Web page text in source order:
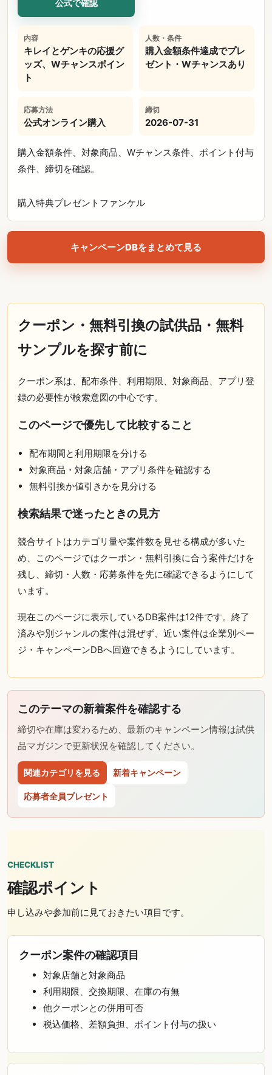
公式で確認
内容
キレイとゲンキの応援グ
ッズ、Wチャンスポイン
ト
人数・条件
購入金額条件達成でプレ
ゼント・Wチャンスあり
応募方法
公式オンライン購入
締切
2026-07-31
購入金額条件、対象商品、Wチャンス条件、ポイント付与
条件、締切を確認。
購入特典プレゼント ファンケル
キャンペーンDBをまとめて見る
クーポン・無料引換の試供品・無料
サンプルを探す前に
クーポン系は、配布条件、利用期限、対象商品、アプリ登
録の必要性が検索意図の中心です。
このページで優先して比較すること
配布期間と利用期限を分ける
対象商品・対象店舗・アプリ条件を確認する
無料引換か値引きかを見分ける
検索結果で迷ったときの見方
競合サイトはカテゴリ量や案件数を見せる構成が多いた
め、このページではクーポン・無料引換に合う案件だけを
残し、締切・人数・応募条件を先に確認できるようにして
います。
現在このページに表示しているDB案件は12件です。終了
済みや別ジャンルの案件は混ぜず、近い案件は企業別ペー
ジ・キャンペーンDBへ回遊できるようにしています。
このテーマの新着案件を確認する
締切や在庫は変わるため、最新のキャンペーン情報は試供
品マガジンで更新状況を確認してください。
関連カテゴリを見る 新着キャンペーン
応募者全員プレゼント
CHECKLIST
確認ポイント
申し込みや参加前に見ておきたい項目です。
クーポン案件の確認項目
対象店舗と対象商品
利用期限、交換期限、在庫の有無
他クーポンとの併用可否
税込価格、差額負担、ポイント付与の扱い